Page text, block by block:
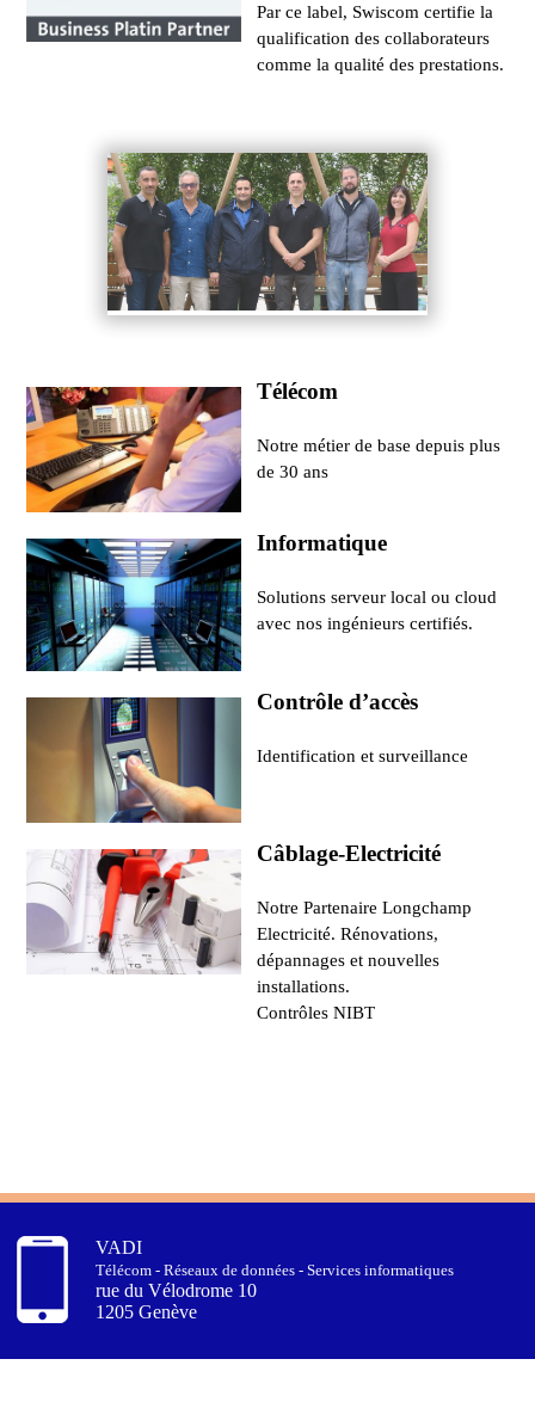
Par ce label, Swiscom certifie la
qualification des collaborateurs
comme la qualité des prestations.
Télécom
Notre métier de base depuis plus
de 30 ans
Informatique
Solutions serveur local ou cloud
avec nos ingénieurs certifiés.
Contrôle d’accès
Identification et surveillance
Câblage-Electricité
Notre Partenaire Longchamp
Electricité. Rénovations,
dépannages et nouvelles
installations.
Contrôles NIBT
VADI
Télécom - Réseaux de données - Services informatiques
rue du Vélodrome 10
1205 Genève